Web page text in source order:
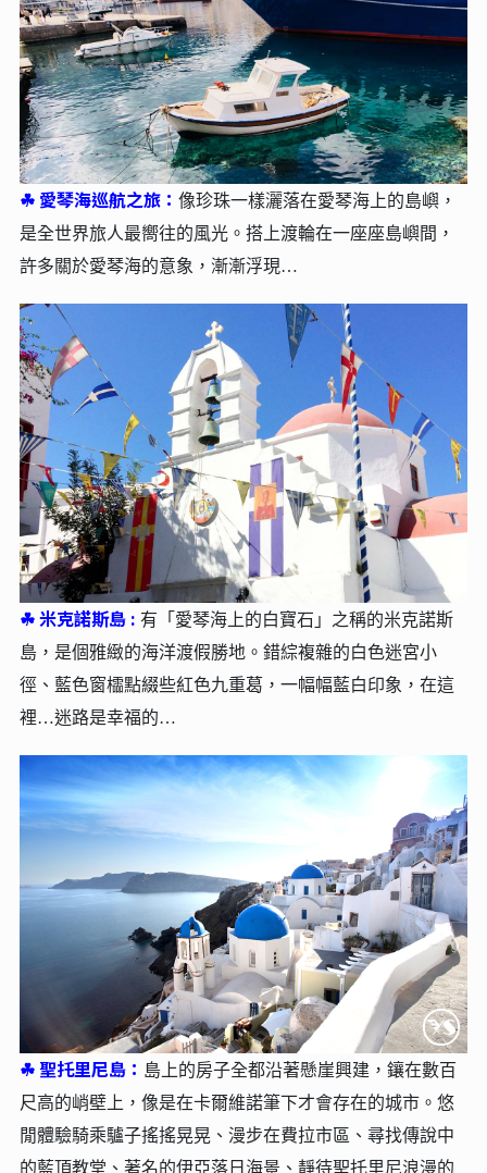
☘︎ 愛琴海巡航之旅： 像珍珠一樣灑落在愛琴海上的島嶼，
是全世界旅人最嚮往的風光。搭上渡輪在一座座島嶼間，
許多關於愛琴海的意象，漸漸浮現…
☘︎米克諾斯島 : 有「愛琴海上的白寶石」之稱的米克諾斯
島，是個雅緻的海洋渡假勝地。錯綜複雜的白色迷宮小
徑、藍色窗櫺點綴些紅色九重葛，一幅幅藍白印象，在這
裡…迷路是幸福的…
☘︎聖托里尼島： 島上的房子全都沿著懸崖興建，鑲在數百
尺高的峭壁上，像是在卡爾維諾筆下才會存在的城市。悠
閒體驗騎乘驢子搖搖晃晃、漫步在費拉市區、尋找傳說中
的藍頂教堂、著名的伊亞落日海景、靜待聖托里尼浪漫的